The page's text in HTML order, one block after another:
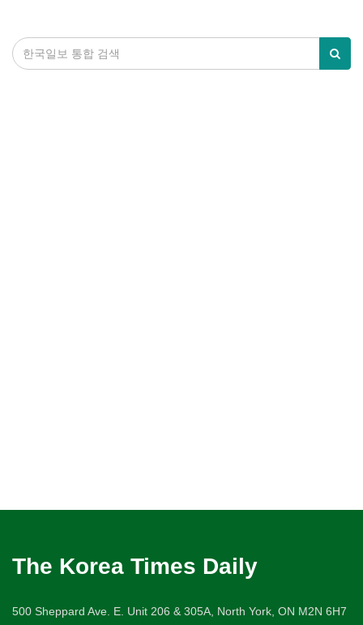
The Korea Times Daily
500 Sheppard Ave. E. Unit 206 & 305A, North York, ON M2N 6H7